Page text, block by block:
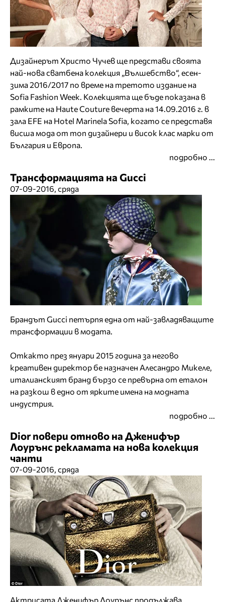
Дизайнерът Христо Чучев ще представи своята
най-нова сватбена колекция „Вълшебство“, есен-
зима 2016/2017 по време на третото издание на
Sofia Fashion Week. Колекцията ще бъде показана в
рамките на Haute Couture вечерта на 14.09.2016 г. в
зала EFE на Hotel Marinela Sofia, когато се представя
висша мода от топ дизайнери и висок клас марки от
България и Европа.
подробно ...
Трансформацията на Gucci
07-09-2016, сряда
Брандът Gucci петърпя една от най-завладяващите
трансформации в модата.
Откакто през януари 2015 година за негово
креативен директор бе назначен Алесандро Микеле,
италианският бранд бързо се превърна от еталон
на разкош в едно от ярките имена на модната
индустрия.
подробно ...
Dior повери отново на Дженифър
Лоурънс рекламата на нова колекция
чанти
07-09-2016, сряда
Актрисата Дженифър Лоурънс продължава